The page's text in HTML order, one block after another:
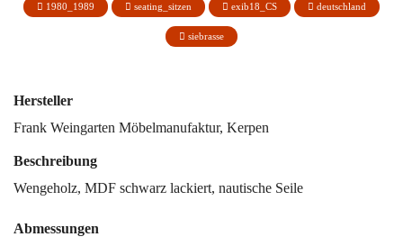
1980_1989 seating_sitzen exib18_CS deutschland
siebrasse
Hersteller
Frank Weingarten Möbelmanufaktur, Kerpen
Beschreibung
Wengeholz, MDF schwarz lackiert, nautische Seile
Abmessungen